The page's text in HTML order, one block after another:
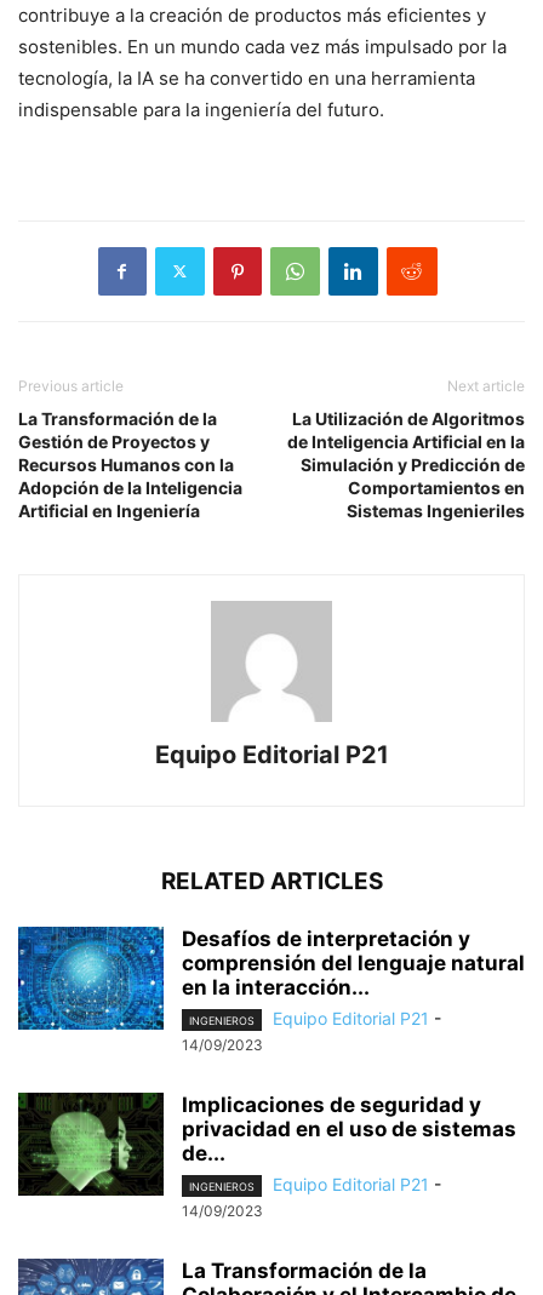
contribuye a la creación de productos más eficientes y
sostenibles. En un mundo cada vez más impulsado por la
tecnología, la IA se ha convertido en una herramienta
indispensable para la ingeniería del futuro.
Previous article
La Transformación de la
Gestión de Proyectos y
Recursos Humanos con la
Adopción de la Inteligencia
Artificial en Ingeniería
Next article
La Utilización de Algoritmos
de Inteligencia Artificial en la
Simulación y Predicción de
Comportamientos en
Sistemas Ingenieriles
Equipo Editorial P21
RELATED ARTICLES
Desafíos de interpretación y
comprensión del lenguaje natural
en la interacción...
INGENIEROS Equipo Editorial P21 -
14/09/2023
Implicaciones de seguridad y
privacidad en el uso de sistemas
de...
INGENIEROS Equipo Editorial P21 -
14/09/2023
La Transformación de la